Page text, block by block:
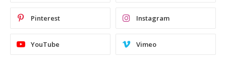
Pinterest Instagram
YouTube Vimeo